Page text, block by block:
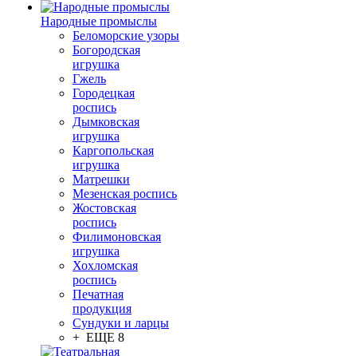
Народные промыслы
Беломорские узоры
Богородская
игрушка
Гжель
Городецкая
роспись
Дымковская
игрушка
Каргопольская
игрушка
Матрешки
Мезенская роспись
Жостовская
роспись
Филимоновская
игрушка
Хохломская
роспись
Печатная
продукция
Сундуки и ларцы
+ ЕЩЕ 8